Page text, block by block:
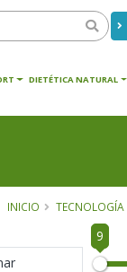
DIETÉTICA NATURAL
INICIO TECNOLOGÍA
9